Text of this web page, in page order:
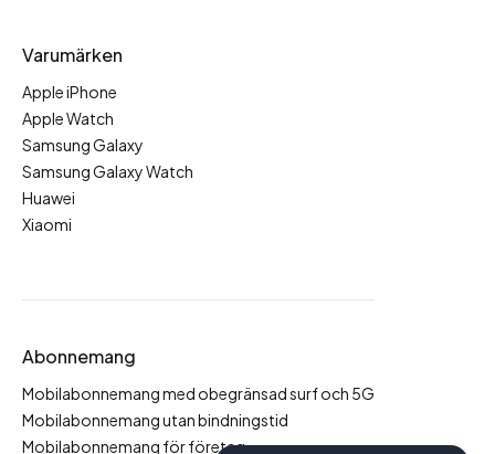
Varumärken
Apple iPhone
Apple Watch
Samsung Galaxy
Samsung Galaxy Watch
Huawei
Xiaomi
Abonnemang
Mobilabonnemang med obegränsad surf och 5G
Mobilabonnemang utan bindningstid
Mobilabonnemang för företag